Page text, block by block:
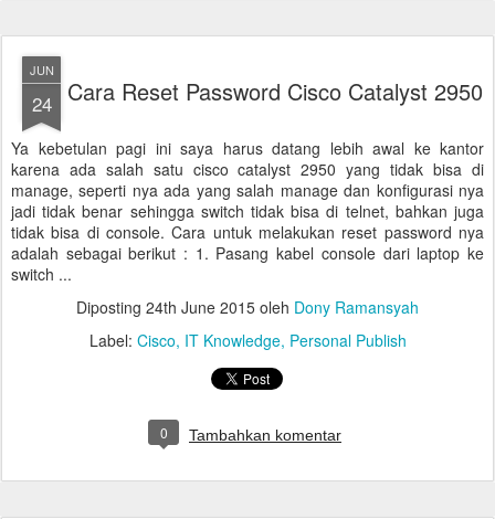
JUN
24 Cara Reset Password Cisco Catalyst 2950
Ya kebetulan pagi ini saya harus datang lebih awal ke kantor
karena ada salah satu cisco catalyst 2950 yang tidak bisa di
manage, seperti nya ada yang salah manage dan konfigurasi nya
jadi tidak benar sehingga switch tidak bisa di telnet, bahkan juga
tidak bisa di console. Cara untuk melakukan reset password nya
adalah sebagai berikut : 1. Pasang kabel console dari laptop ke
switch ...
Diposting 24th June 2015 oleh Dony Ramansyah
Label: Cisco IT Knowledge Personal Publish
0 Tambahkan komentar